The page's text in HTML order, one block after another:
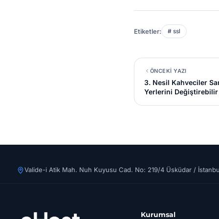
Etiketler: # ssl
ÖNCEKİ YAZI
3. Nesil Kahveciler
Yerlerini Değiştirebilir
Valide-i Atik Mah. Nuh Kuyusu Cad. No: 219/4 Üsküdar /
Kurumsal